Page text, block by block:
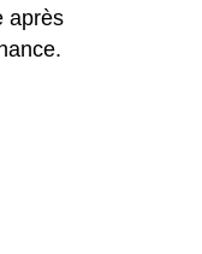
après